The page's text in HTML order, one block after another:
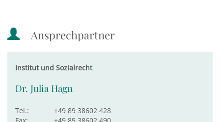
Ansprechpartner
Institut und Sozialrecht
Dr. Julia Hagn
Tel.:
+49 89 38602 428